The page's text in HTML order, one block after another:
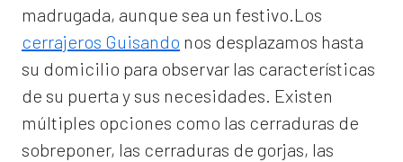
madrugada, aunque sea un festivo.Los
cerrajeros Guisando nos desplazamos hasta
su domicilio para observar las características
de su puerta y sus necesidades. Existen
múltiples opciones como las cerraduras de
sobreponer, las cerraduras de gorjas, las